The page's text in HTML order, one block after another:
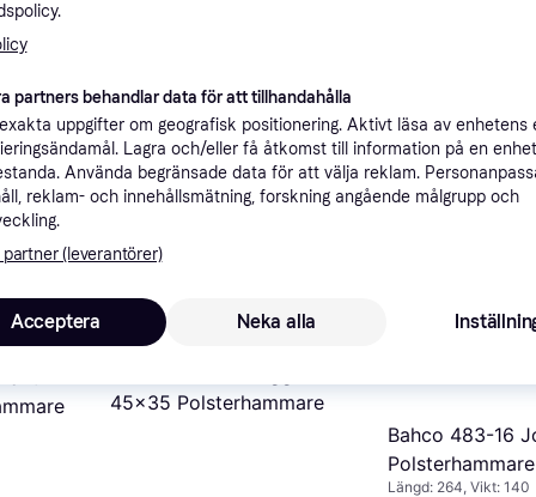
skaft
Facom 205C.50
Polsterhammare
Längd: 320, Vikt: 580
Polsterhammare
188 kr
45x35 Polsterhammare
Bahco 483-16
Polsterhammare
Längd: 264, Vikt: 140
partners behandlar data för att tillhandahålla
uppgifter om geografisk positionering. Aktivt läsa av enhetens
Lagra och/eller få åtkomst till information på en
Använda begränsade data för att välja reklam.
reklam- och innehållsmätning, forskning angående målgrupp och
(leverantörer)
Neka alla
Acceptera